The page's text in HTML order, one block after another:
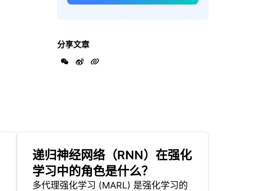
分享文章
递归神经网络（RNN）在强化
学习中的角色是什么？
多代理强化学习 (MARL) 是强化学习的